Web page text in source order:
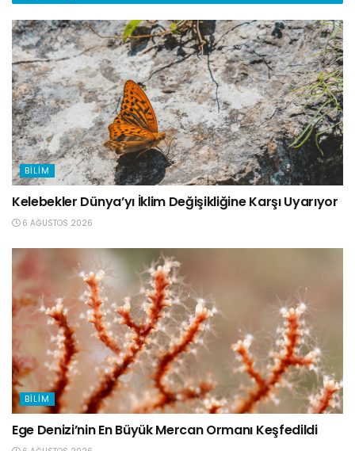
BILIM
Kelebekler Dünya’yı İklim Değişikliğine Karşı Uyarıyor
6 AĞUSTOS 2026
BILIM
Ege Denizi’nin En Büyük Mercan Ormanı Keşfedildi